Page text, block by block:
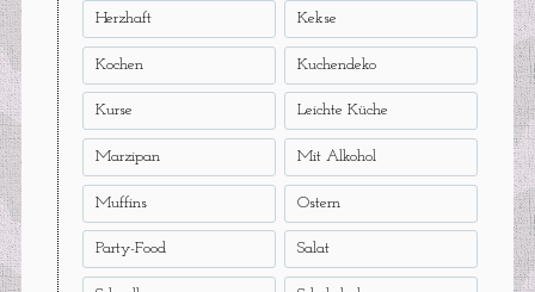
Herzhaft Kekse
Kochen Kuchendeko
Kurse Leichte Küche
Marzipan Mit Alkohol
Muffins Ostern
Party-Food Salat